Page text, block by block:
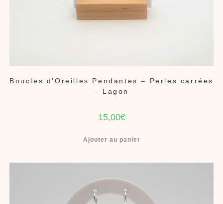
Boucles d’Oreilles Pendantes – Perles carrées
– Lagon
15,00€
Ajouter au panier